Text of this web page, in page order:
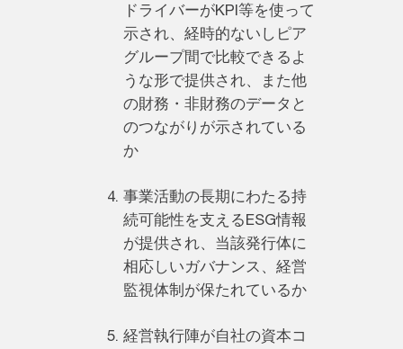
ドライバーがKPI等を使って
示され、経時的ないしピア
グループ間で比較できるよ
うな形で提供され、また他
の財務・非財務のデータと
のつながりが示されている
か
事業活動の長期にわたる持
続可能性を支えるESG情報
が提供され、当該発行体に
相応しいガバナンス、経営
監視体制が保たれているか
経営執行陣が自社の資本コ